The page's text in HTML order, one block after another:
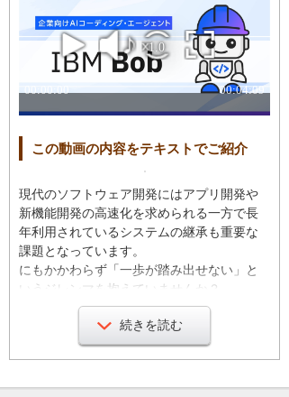
この動画の内容をテキストでご紹介
現代のソフトウェア開発にはアプリ開発や
新機能開発の高速化を求められる一方で長
年利用されているシステムの継承も重要な
課題となっています。
にもかかわらず「一歩が踏み出せない」と
いうジレンマを抱えていませんか？
その課題、IBM Bobが解決します！
Bobは日本の開発現場に最適化されたAIコー
続きを読む